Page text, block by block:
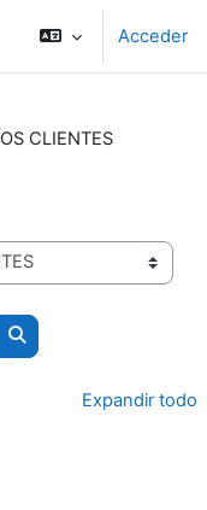
Acceder
CLIENTES
Buscar cursos
Expandir todo